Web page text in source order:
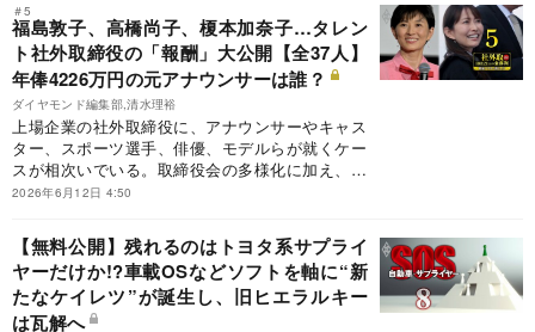
の内製化を進め、サプライヤーの存在感が薄れて
いる。そうした中、日系自動車部品メーカーは生
き残ることができるのか。世界で進むサプライヤ
ー再編などから日本の自動車産業の課題を明らか
にするとともに、勝ち筋に迫る。
＃5
福島敦子、高橋尚子、榎本加奈子…タレン
ト社外取締役の「報酬」大公開【全37人】
年俸4226万円の元アナウンサーは誰？
ダイヤモンド編集部,清水理裕
上場企業の社外取締役に、アナウンサーやキャス
ター、スポーツ選手、俳優、モデルらが就くケー
スが相次いでいる。取締役会の多様化に加え、知
名度や発信力、生活者目線を取り込む狙いもある
るのか。ダイヤモンド編集部が主な「タレント社
外取」をピックアップし、37人の実名と報酬リス
トをまとめた。今回は、報酬額の高い順にタレン
ト社外取の顔触れを見ていく。
2026年6月12日 4:50
【無料公開】残れるのはトヨタ系サプライ
ヤーだけか!?車載OSなどソフトを軸に“新
たなケイレツ”が誕生し、旧ヒエラルキー
は瓦解へ